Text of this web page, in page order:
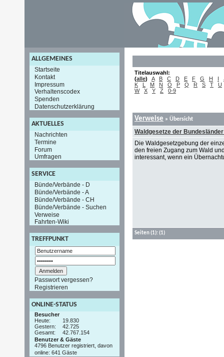
ALLGEMEINES
Startseite
Kontakt
Impressum
Verhaltenscodex
Spenden
Datenschutzerklärung
AKTUELLES
Nachrichten
Termine
Forum
Umfragen
SERVICE
Bünde/Verbände - D
Bünde/Verbände - A
Bünde/Verbände - CH
Bünde/Verbände - Suchen
Verweise
Fahrten-Wiki
TREFFPUNKT
Passwort vergessen?
Registrieren
ONLINE-STATUS
Besucher
Heute:
19.830
Gestern:
42.725
Gesamt:
42.767.154
Benutzer & Gäste
4796 Benutzer registriert, davon
online: 641 Gäste
Titelauswahl:
(alle) A B C D E F G H I
K
L M N O P Q R S T
U
W
X Y Z 0-9
Verweise » Übersicht
Waldgesetze der
Die Waldgesetzgebung der
den freien Zugang zum Wald
interessant, wenn ein
Seiten(1): (1)